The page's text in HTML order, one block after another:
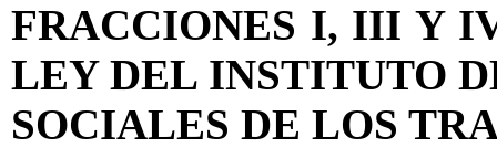
FRACCIONES I, III Y
LEY DEL INSTITUTO
SOCIALES DE LOS